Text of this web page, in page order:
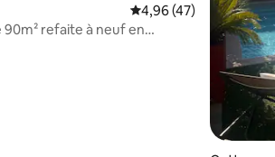
Évaluation moyenne
4,96 (47)
90m² refaite à neuf en